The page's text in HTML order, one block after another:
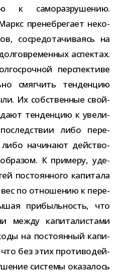
к само­раз­ру­ше­нию.
пре­не­бре­гает неко­
сосре­до­та­чи­ва­ясь на
аспек­тах.
пер­спек­тиве
смяг­чить тен­ден­цию
Их соб­ствен­ные свой­
тен­ден­цию к уве­ли­
либо пере­
начи­нают дей­ство­
К при­меру, уде­
посто­ян­ного капи­тала
по отно­ше­нию к пере­
при­быль­ность, что
между капи­та­ли­стами
на посто­ян­ный капи­
без этих про­ти­во­дей­
системы ока­за­лось